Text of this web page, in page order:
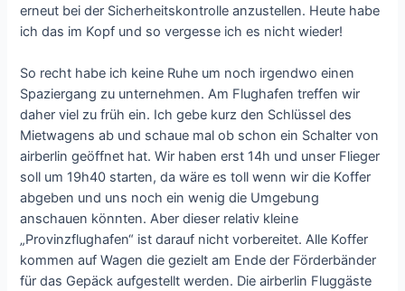
erneut bei der Sicherheitskontrolle anzustellen. Heute habe
ich das im Kopf und so vergesse ich es nicht wieder!
So recht habe ich keine Ruhe um noch irgendwo einen
Spaziergang zu unternehmen. Am Flughafen treffen wir
daher viel zu früh ein. Ich gebe kurz den Schlüssel des
Mietwagens ab und schaue mal ob schon ein Schalter von
airberlin geöffnet hat. Wir haben erst 14h und unser Flieger
soll um 19h40 starten, da wäre es toll wenn wir die Koffer
abgeben und uns noch ein wenig die Umgebung
anschauen könnten. Aber dieser relativ kleine
„Provinzflughafen“ ist darauf nicht vorbereitet. Alle Koffer
kommen auf Wagen die gezielt am Ende der Förderbänder
für das Gepäck aufgestellt werden. Die airberlin Fluggäste